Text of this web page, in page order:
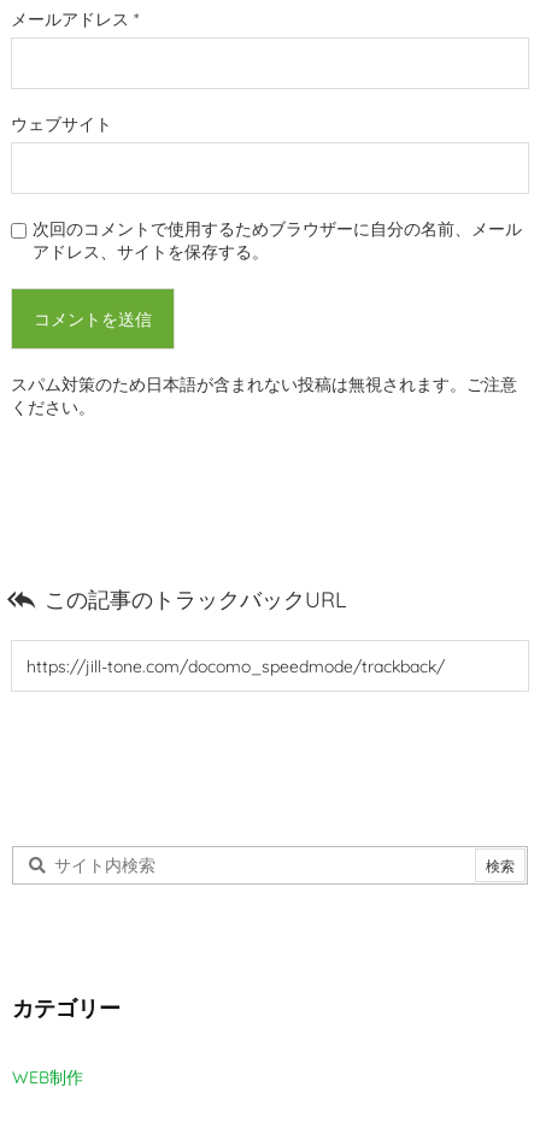
メールアドレス *
ウェブサイト
次回のコメントで使用するためブラウザーに自分の名前、メール
アドレス、サイトを保存する。
スパム対策のため日本語が含まれない投稿は無視されます。ご注意
ください。
 この記事のトラックバックURL
カテゴリー
WEB制作